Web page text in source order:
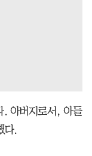
. 아버지로서, 아들
다.